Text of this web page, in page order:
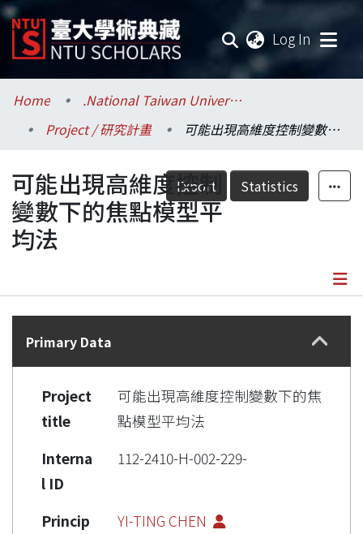
Log In
Communities & Collections
Research Outputs
Fundings & Projects
Researchers
Statistics
Home
.National Taiwan University / 國立臺灣大學
Project / 研究計畫
可能出現高維度控制變數下的焦點模型平均法
Export Statistics
可能出現高維度控制
變數下的焦點模型平
均法
Details
Primary Data
Project
title
可能出現高維度控制變數下的焦
點模型平均法
Interna
l ID
112-2410-H-002-229-
Princip
YI-TING CHEN